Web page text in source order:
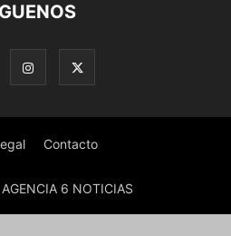
Contacto
6 NOTICIAS